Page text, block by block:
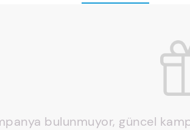
bulunmuyor, güncel